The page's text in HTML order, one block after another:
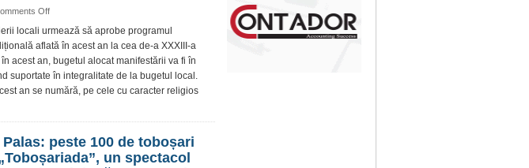
în
Amfiteatrul
Palas
Offon
va
aloca
un
milion
de
ediției
din
locali urmează să aprobe programul
aflată în acest an la cea de-a XXXIII-a
acest an, bugetul alocat manifestării va fi în
suportate în integralitate de la bugetul local.
an se numără, pe cele cu caracter religios
peste 100 de toboșari
un spectacol